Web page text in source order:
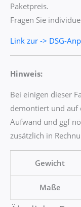
Paketpreis.
Fragen Sie
Link zur -> DSG-
Hinweis:
Bei einigen dieser
demontiert und auf
Aufwand und ggf
zusätzlich in
Gewicht
Maße